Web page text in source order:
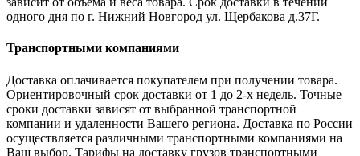
одного дня по г. Нижний Новгород ул. Щербакова д.37Г.
Транспортными компаниями
Доставка оплачивается покупателем при получении товара.
Ориентировочный срок доставки от 1 до 2-х недель. Точные
сроки доставки зависят от выбранной транспортной
компании и удаленности Вашего региона. Доставка по России
осуществляется различными транспортными компаниями на
Ваш выбор. Тарифы на доставку грузов транспортными